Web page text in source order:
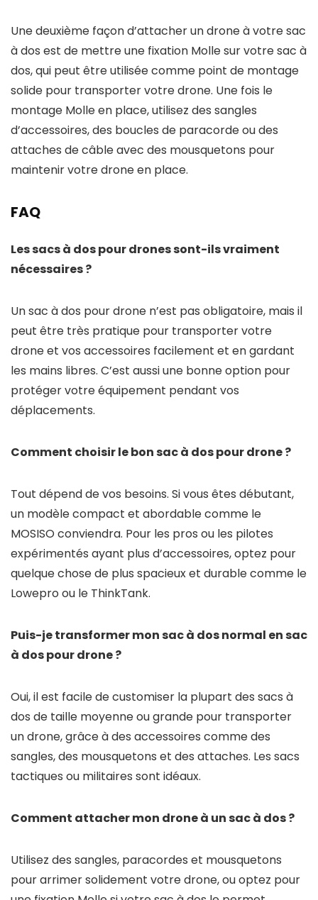
Une deuxième façon d’attacher un drone à votre sac
à dos est de mettre une fixation Molle sur votre sac à
dos, qui peut être utilisée comme point de montage
solide pour transporter votre drone. Une fois le
montage Molle en place, utilisez des sangles
d’accessoires, des boucles de paracorde ou des
attaches de câble avec des mousquetons pour
maintenir votre drone en place.
FAQ
Les sacs à dos pour drones sont-ils vraiment
nécessaires ?
Un sac à dos pour drone n’est pas obligatoire, mais il
peut être très pratique pour transporter votre
drone et vos accessoires facilement et en gardant
les mains libres. C’est aussi une bonne option pour
protéger votre équipement pendant vos
déplacements.
Comment choisir le bon sac à dos pour drone ?
Tout dépend de vos besoins. Si vous êtes débutant,
un modèle compact et abordable comme le
MOSISO conviendra. Pour les pros ou les pilotes
expérimentés ayant plus d’accessoires, optez pour
quelque chose de plus spacieux et durable comme le
Lowepro ou le ThinkTank.
Puis-je transformer mon sac à dos normal en sac
à dos pour drone ?
Oui, il est facile de customiser la plupart des sacs à
dos de taille moyenne ou grande pour transporter
un drone, grâce à des accessoires comme des
sangles, des mousquetons et des attaches. Les sacs
tactiques ou militaires sont idéaux.
Comment attacher mon drone à un sac à dos ?
Utilisez des sangles, paracordes et mousquetons
pour arrimer solidement votre drone, ou optez pour